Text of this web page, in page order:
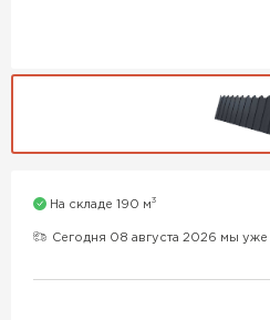
На складе 190 м3
Сегодня 08 августа 2026 мы уже